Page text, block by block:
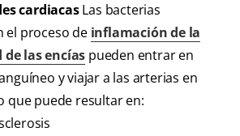
cardiacasLas bacterias
el proceso de inflamación de la
las encías pueden entrar en
y viajar a las arterias en
que puede resultar en: